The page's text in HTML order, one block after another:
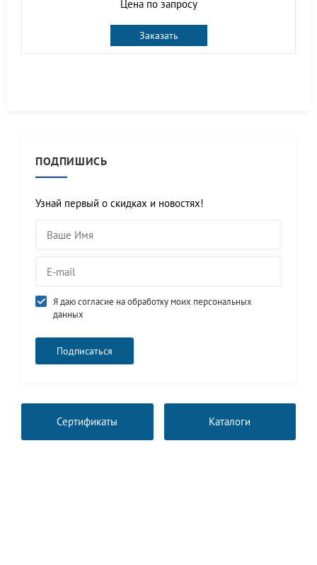
ПОДПИШИСЬ
Узнай первый о скидках и новостях!
Я даю согласие на обработку моих персональных
данных
Сертификаты Каталоги
Цена по запросу
Заказать